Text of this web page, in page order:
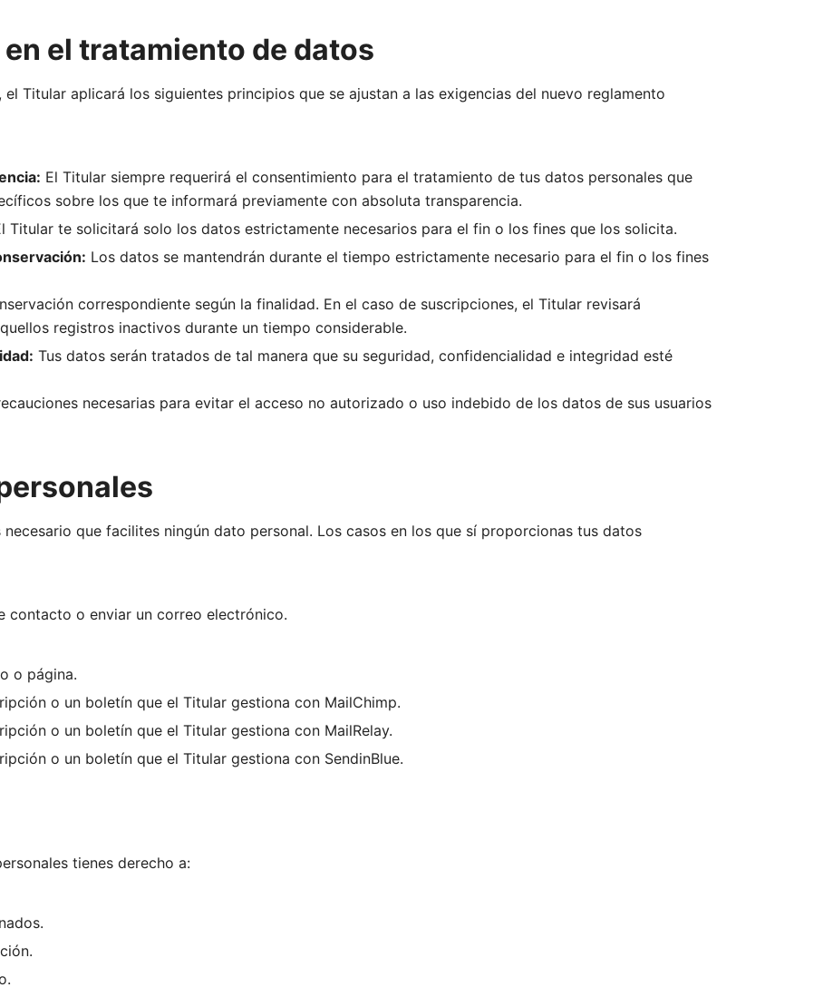
el tratamiento de datos
Titular aplicará los siguientes principios que se ajustan a las exigencias del nuevo reglamento
El Titular siempre requerirá el consentimiento para el tratamiento de tus datos personales que
sobre los que te informará previamente con absoluta transparencia.
Titular te solicitará solo los datos estrictamente necesarios para el fin o los fines que los solicita.
Los datos se mantendrán durante el tiempo estrictamente necesario para el fin o los fines
correspondiente según la finalidad. En el caso de suscripciones, el Titular revisará
registros inactivos durante un tiempo considerable.
Tus datos serán tratados de tal manera que su seguridad, confidencialidad e integridad esté
necesarias para evitar el acceso no autorizado o uso indebido de los datos de sus usuarios
que facilites ningún dato personal. Los casos en los que sí proporcionas tus datos
contacto o enviar un correo electrónico.
o página.
o un boletín que el Titular gestiona con MailChimp.
o un boletín que el Titular gestiona con MailRelay.
o un boletín que el Titular gestiona con SendinBlue.
tienes derecho a: